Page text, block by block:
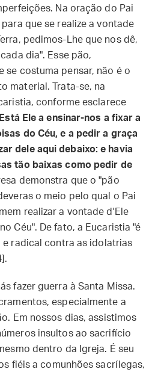
Na oração do Pai
que se realize a vontade
pedimos-Lhe que nos dê,
dia". Esse pão,
se costuma pensar, não é o
material. Trata-se, na
conforme esclarece
Ele a ensinar-nos a fixar a
do Céu, e a pedir a graça
dele aqui debaixo: e havia
tão baixas como pedir de
demonstra que o "pão
o meio pelo qual o Pai
realizar a vontade d'Ele
Céu". De fato, a Eucaristia "é
e radical contra as idolatrias
fazer guerra à Santa Missa.
especialmente a
Em nossos dias, assistimos
insultos ao sacrifício
dentro da Igreja. É seu
fiéis a comunhões sacrílegas,